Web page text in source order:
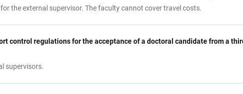
the external supervisor. The faculty cannot cover travel costs.
control regulations for the acceptance of a doctoral candidate from a
supervisors.